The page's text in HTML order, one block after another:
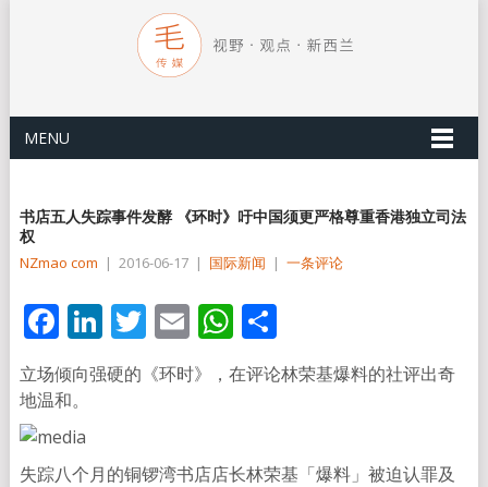
MENU
书店五人失踪事件发酵 《环时》吁中国须更严格尊重香港独立司法
权
NZmao com | 2016-06-17 | 国际新闻 | 一条评论
Facebook
LinkedIn
Twitter
EmailWhatsApp
分
享
立场倾向强硬的《环时》，在评论林荣基爆料的社评出奇
地温和。
失踪八个月的铜锣湾书店店长林荣基「爆料」被迫认罪及